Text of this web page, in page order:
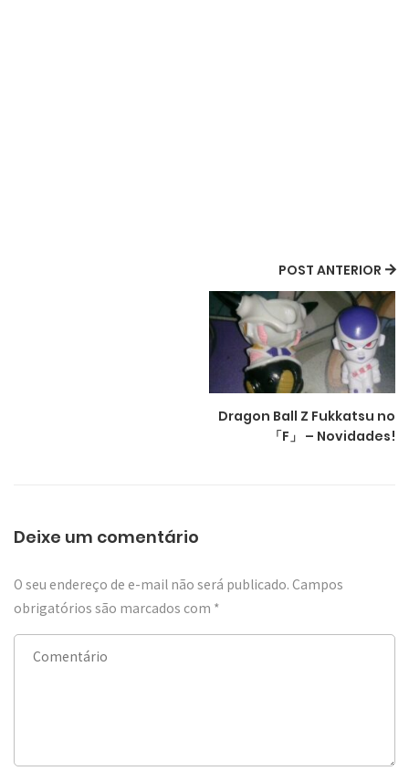
POST ANTERIOR
Dragon Ball Z Fukkatsu no
「F」 – Novidades!
Deixe um comentário
O seu endereço de e-mail não será publicado. Campos
obrigatórios são marcados com *